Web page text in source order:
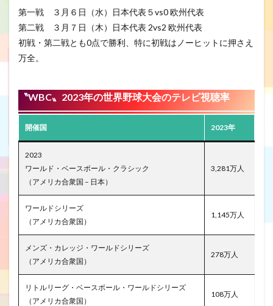
第一戦 ３月６日（水）日本代表５vs0 欧州代表
第二戦 ３月７日（木）日本代表 2vs2 欧州代表
初戦・第二戦とも0点で勝利、特に初戦はノーヒットに押さえ
万全。
〝WBC〟 2023年の世界野球大会のテレビ視聴率
開催国 2023年
2023
ワールド・ベースボール・クラシック
（アメリカ合衆国 – 日本）
3,281万人
ワールドシリーズ
（アメリカ合衆国）
1,145万人
メンズ・カレッジ・ワールドシリーズ
（アメリカ合衆国）
278万人
リトルリーグ・ベースボール・ワールドシリーズ
（アメリカ合衆国）
108万人